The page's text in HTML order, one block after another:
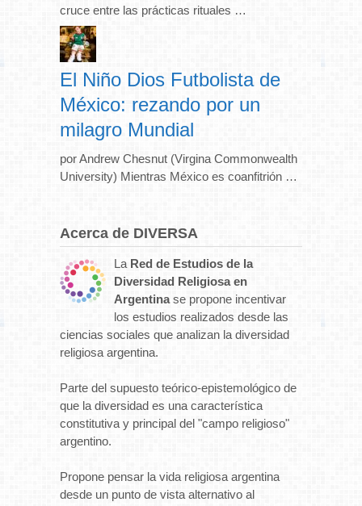
cruce entre las prácticas rituales …
El Niño Dios Futbolista de
México: rezando por un
milagro Mundial
por Andrew Chesnut (Virgina Commonwealth
University) Mientras México es coanfitrión …
Acerca de DIVERSA
La Red de Estudios de la
Diversidad Religiosa en
Argentinase propone incentivar
los estudios realizados desde las
ciencias sociales que analizan la diversidad
religiosa argentina.
Parte del supuesto teórico-epistemológico de
que la diversidad es una característica
constitutiva y principal del "campo religioso"
argentino.
Propone pensar la vida religiosa argentina
desde un punto de vista alternativo al